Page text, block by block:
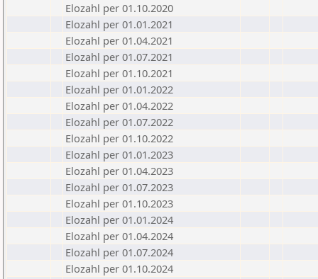
Elozahl per 01.10.2020
Elozahl per 01.01.2021
Elozahl per 01.04.2021
Elozahl per 01.07.2021
Elozahl per 01.10.2021
Elozahl per 01.01.2022
Elozahl per 01.04.2022
Elozahl per 01.07.2022
Elozahl per 01.10.2022
Elozahl per 01.01.2023
Elozahl per 01.04.2023
Elozahl per 01.07.2023
Elozahl per 01.10.2023
Elozahl per 01.01.2024
Elozahl per 01.04.2024
Elozahl per 01.07.2024
Elozahl per 01.10.2024